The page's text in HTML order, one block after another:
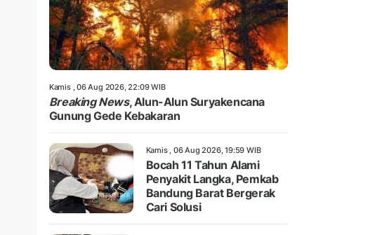
Kamis , 06 Aug 2026, 22:09 WIB
Breaking News, Alun-Alun Suryakencana
Gunung Gede Kebakaran
Kamis , 06 Aug 2026, 19:59 WIB
Bocah 11 Tahun Alami
Penyakit Langka, Pemkab
Bandung Barat Bergerak
Cari Solusi